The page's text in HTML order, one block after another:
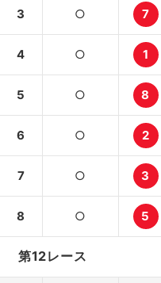
3 ○ 7
4 ○ 1
5 ○ 8
6 ○ 2
7 ○ 3
8 ○ 5
第12レース